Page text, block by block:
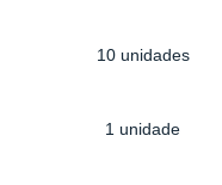
10 unidades
1 unidade